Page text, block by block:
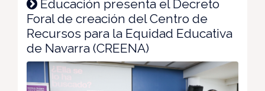
Educación presenta el Decreto
Foral de creación del Centro de
Recursos para la Equidad Educativa
de Navarra (CREENA)